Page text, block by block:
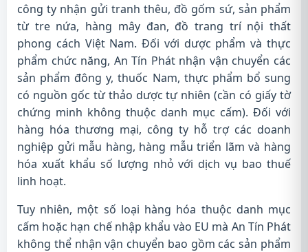
công ty nhận gửi tranh thêu, đồ gốm sứ, sản phẩm
từ tre nứa, hàng mây đan, đồ trang trí nội thất
phong cách Việt Nam. Đối với dược phẩm và thực
phẩm chức năng, An Tín Phát nhận vận chuyển các
sản phẩm đông y, thuốc Nam, thực phẩm bổ sung
có nguồn gốc từ thảo dược tự nhiên (cần có giấy tờ
chứng minh không thuộc danh mục cấm). Đối với
hàng hóa thương mại, công ty hỗ trợ các doanh
nghiệp gửi mẫu hàng, hàng mẫu triển lãm và hàng
hóa xuất khẩu số lượng nhỏ với dịch vụ bao thuế
linh hoạt.
Tuy nhiên, một số loại hàng hóa thuộc danh mục
cấm hoặc hạn chế nhập khẩu vào EU mà An Tín Phát
không thể nhận vận chuyển bao gồm các sản phẩm